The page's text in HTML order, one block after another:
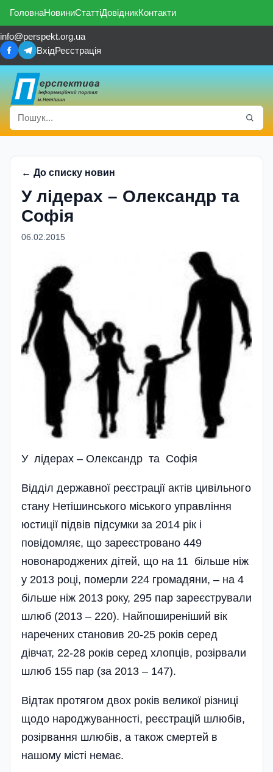
ГоловнаНовиниСтаттіДовідникКонтакти
info@perspekt.org.ua
ВхідРеєстрація
← До списку новин
У лідерах – Олександр та
Софія
06.02.2015
У лідерах – Олександр та Софія
Відділ державної реєстрації актів цивільного
стану Нетішинського міського управління
юстиції підвів підсумки за 2014 рік і
повідомляє, що зареєстровано 449
новонароджених дітей, що на 11 більше ніж
у 2013 році, померли 224 громадяни, – на 4
більше ніж 2013 року, 295 пар зареєстрували
шлюб (2013 – 220). Найпоширеніший вік
наречених становив 20-25 років серед
дівчат, 22-28 років серед хлопців, розірвали
шлюб 155 пар (за 2013 – 147).
Відтак протягом двох років великої різниці
щодо народжуванності, реєстрацій шлюбів,
розірвання шлюбів, а також смертей в
нашому місті немає.